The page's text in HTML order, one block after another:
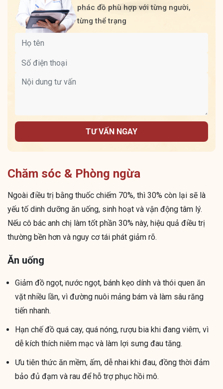
phác đồ phù hợp với từng người,
từng thể trạng
TƯ VẤN NGAY
Chăm sóc & Phòng ngừa
Ngoài điều trị bằng thuốc chiếm 70%, thì 30% còn lại sẽ là
yếu tố dinh dưỡng ăn uống, sinh hoạt và vận động tâm lý.
Nếu cô bác anh chị làm tốt phần 30% này, hiệu quả điều trị
thường bền hơn và nguy cơ tái phát giảm rõ.
Ăn uống
Giảm đồ ngọt, nước ngọt, bánh kẹo dính và thói quen ăn
vặt nhiều lần, vì đường nuôi mảng bám và làm sâu răng
tiến nhanh.
Hạn chế đồ quá cay, quá nóng, rượu bia khi đang viêm, vì
dễ kích thích niêm mạc và làm lợi sưng đau tăng.
Ưu tiên thức ăn mềm, ấm, dễ nhai khi đau, đồng thời đảm
bảo đủ đạm và rau để hỗ trợ phục hồi mô.